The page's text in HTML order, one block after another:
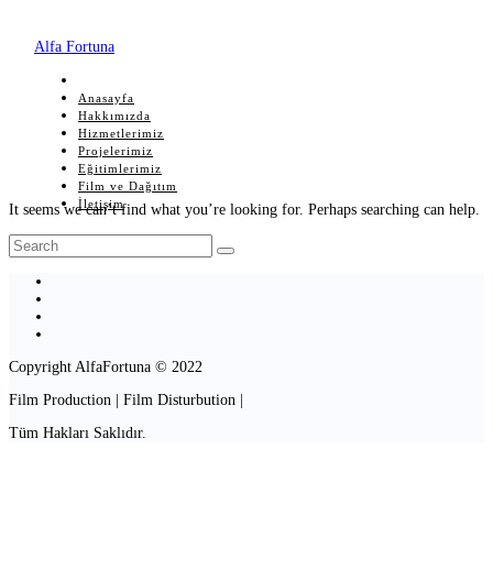
Alfa Fortuna
Anasayfa
Hakkımızda
Hizmetlerimiz
Projelerimiz
Eğitimlerimiz
Film ve Dağıtım
İletişim
It seems we can’t find what you’re looking for. Perhaps searching can help.
Copyright AlfaFortuna © 2022
Film Production | Film Disturbution |
Tüm Hakları Saklıdır.